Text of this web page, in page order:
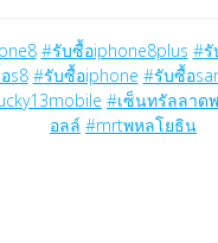
#รับซื้อiphone8plus #รั
s8 #รับซื้อiphone #รับซื้อ
#เซ็นทรัลลาด
อลล์ #mrtพหลโยธิน